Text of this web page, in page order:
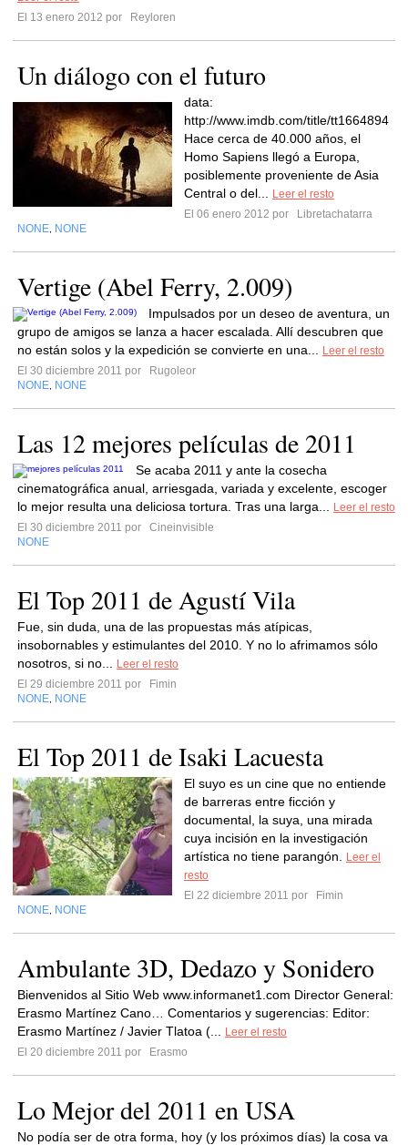
El 13 enero 2012 por
Reyloren
Un diálogo con el futuro
data:
http://www.imdb.com/title/tt1664894
Hace cerca de 40.000 años, el
Homo Sapiens llegó a Europa,
posiblemente proveniente de Asia
Central o del...
Leer el resto
El 06 enero 2012 por
Libretachatarra
NONE NONE
Vertige (Abel Ferry, 2.009)
Impulsados por un deseo de aventura, un
grupo de amigos se lanza a hacer escalada. Allí descubren que
no están solos y la expedición se convierte en una...
Leer el resto
El 30 diciembre 2011 por
Rugoleor
NONE NONE
Las 12 mejores películas de 2011
Se acaba 2011 y ante la cosecha
cinematográfica anual, arriesgada, variada y excelente, escoger
lo mejor resulta una deliciosa tortura. Tras una larga...
Leer el resto
El 30 diciembre 2011 por
Cineinvisible
NONE
El Top 2011 de Agustí Vila
Fue, sin duda, una de las propuestas más atípicas,
insobornables y estimulantes del 2010. Y no lo afrimamos sólo
nosotros, si no...
Leer el resto
El 29 diciembre 2011 por
Fimin
NONE NONE
El Top 2011 de Isaki Lacuesta
El suyo es un cine que no entiende
de barreras entre ficción y
documental, la suya, una mirada
cuya incisión en la investigación
artística no tiene parangón.
Leer el
resto
El 22 diciembre 2011 por
Fimin
NONE NONE
Ambulante 3D, Dedazo y Sonidero
Bienvenidos al Sitio Web www.informanet1.com Director General:
Erasmo Martínez Cano… Comentarios y sugerencias: Editor:
Erasmo Martínez / Javier Tlatoa (...
Leer el resto
El 20 diciembre 2011 por
Erasmo
Lo Mejor del 2011 en USA
No podía ser de otra forma, hoy (y los próximos días) la cosa va